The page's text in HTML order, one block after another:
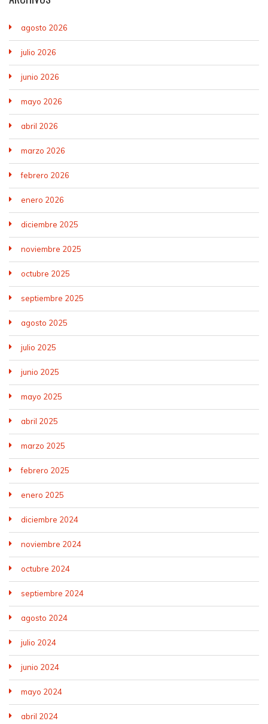
agosto 2026
julio 2026
junio 2026
mayo 2026
abril 2026
marzo 2026
febrero 2026
enero 2026
diciembre 2025
noviembre 2025
octubre 2025
septiembre 2025
agosto 2025
julio 2025
junio 2025
mayo 2025
abril 2025
marzo 2025
febrero 2025
enero 2025
diciembre 2024
noviembre 2024
octubre 2024
septiembre 2024
agosto 2024
julio 2024
junio 2024
mayo 2024
abril 2024